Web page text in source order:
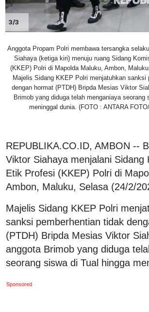
3/3
Anggota Propam Polri membawa tersangka
Siahaya (ketiga kiri) menuju ruang Sidang
(KKEP) Polri di Mapolda Maluku, Ambon,
Majelis Sidang KKEP Polri menjatuhkan sanksi
dengan hormat (PTDH) Bripda Mesias Viktor
Brimob yang diduga telah menganiaya seorang
meninggal dunia. (FOTO : ANTARA
REPUBLIKA.CO.ID, AMBON --
Viktor Siahaya menjalani Sidang
Etik Profesi (KKEP) Polri di
Ambon, Maluku, Selasa (24/2/
Majelis Sidang KKEP Polri
sanksi pemberhentian tidak
(PTDH) Bripda Mesias Viktor
anggota Brimob yang diduga
seorang siswa di Tual hingga
Sponsored